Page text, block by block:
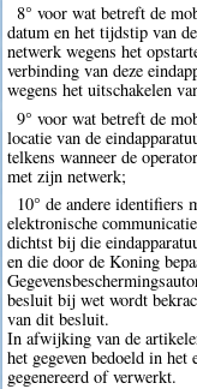
8° voor wat betreft de
datum en het tijdstip van
netwerk wegens het
verbinding van deze
wegens het uitschakelen
9° voor wat betreft de
locatie van de
telkens wanneer de
met zijn netwerk;
10° de andere identifiers
elektronische
dichtst bij die
en die door de Koning
besluit bij wet wordt
van dit besluit.
In afwijking van de
het gegeven bedoeld in het
gegenereerd of verwerkt.